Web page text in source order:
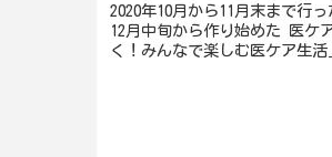
2020年10月から11月末まで行
12月中旬から作り始めた 医ケ
く！みんなで楽しむ医ケア生